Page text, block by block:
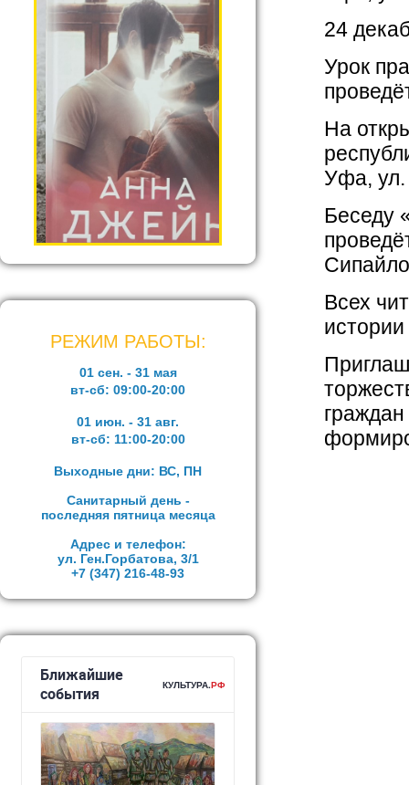
РЕЖИМ РАБОТЫ:
01 сен. - 31 мая
вт-сб: 09:00-20:00
01 июн. - 31 авг.
вт-сб: 11:00-20:00
Выходные дни: ВС, ПН
Санитарный день -
последняя пятница месяца
Адрес и телефон:
ул. Ген.Горбатова, 3/1
+7 (347) 216-48-93
24
Урок
На
Уфа, ул.
Беседу
Всех
истории